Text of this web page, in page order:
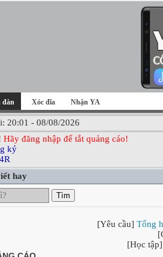
đàn Xóc đĩa Nhận YA
20:01 - 08/08/2026
Hãy đăng nhập để tắt quảng cáo!
ký
hay
Tìm
[Yêu cầu] Tổng
[Học tập]